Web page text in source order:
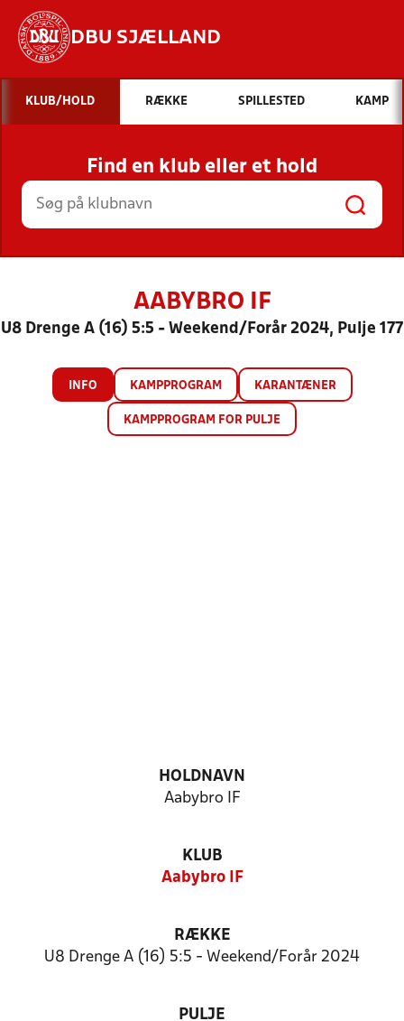
DBU SJÆLLAND
Hvad vil du søge efter?
INDHOLD OG NYHEDER
STILLINGER, RESULTATER, KLUBBER OG
HOLD
KLUB/HOLD RÆKKE SPILLESTED KAMP
Find en klub eller et hold
AABYBRO IF
U8 Drenge A (16) 5:5 - Weekend/Forår 2024, Pulje 177
INFO KAMPPROGRAM KARANTÆNER
KAMPPROGRAM FOR PULJE
HOLDNAVN
Aabybro IF
KLUB
Aabybro IF
RÆKKE
U8 Drenge A (16) 5:5 - Weekend/Forår 2024
PULJE